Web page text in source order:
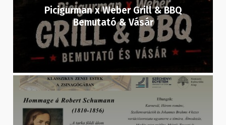
Picigurman x Weber Grill & BBQ
Bemutató & Vásár